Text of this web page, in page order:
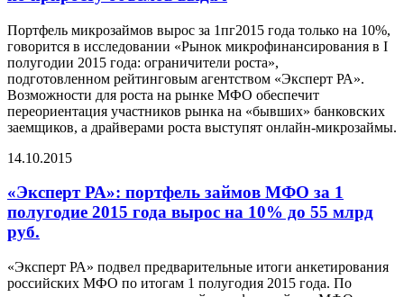
Портфель микрозаймов вырос за 1пг2015 года только на 10%,
говорится в исследовании «Рынок микрофинансирования в I
полугодии 2015 года: ограничители роста»,
подготовленном рейтинговым агентством «Эксперт РА».
Возможности для роста на рынке МФО обеспечит
переориентация участников рынка на «бывших» банковских
заемщиков, а драйверами роста выступят онлайн-микрозаймы.
14.10.2015
«Эксперт РА»: портфель займов МФО за 1
полугодие 2015 года вырос на 10% до 55 млрд
руб.
«Эксперт РА» подвел предварительные итоги анкетирования
российских МФО по итогам 1 полугодия 2015 года. По